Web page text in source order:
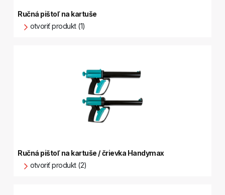
Ručná pištoľ na kartuše
otvoriť produkt (1)
Ručná pištoľ na kartuše / črievka Handymax
otvoriť produkt (2)